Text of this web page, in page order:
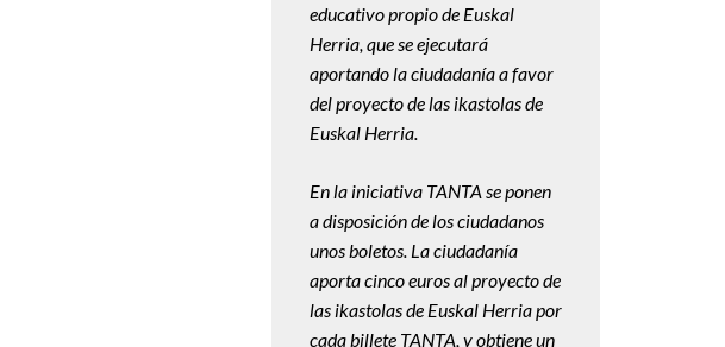
educativo propio de Euskal
Herria, que se ejecutará
aportando la ciudadanía a favor
del proyecto de las ikastolas de
Euskal Herria.
En la iniciativa TANTA se ponen
a disposición de los ciudadanos
unos boletos. La ciudadanía
aporta cinco euros al proyecto de
las ikastolas de Euskal Herria por
cada billete TANTA, y obtiene un